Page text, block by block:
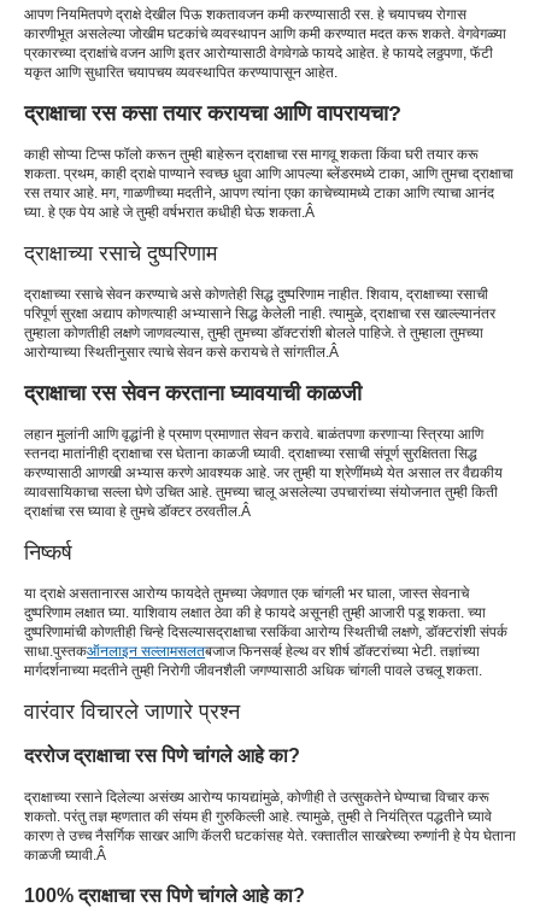
आपण नियमितपणे द्राक्षे देखील पिऊ शकतावजन कमी करण्यासाठी रस. हे चयापचय रोगास
कारणीभूत असलेल्या जोखीम घटकांचे व्यवस्थापन आणि कमी करण्यात मदत करू शकते. वेगवेगळ्या
प्रकारच्या द्राक्षांचे वजन आणि इतर आरोग्यासाठी वेगवेगळे फायदे आहेत. हे फायदे लठ्ठपणा, फॅटी
यकृत आणि सुधारित चयापचय व्यवस्थापित करण्यापासून आहेत.
द्राक्षाचा रस कसा तयार करायचा आणि वापरायचा?
काही सोप्या टिप्स फॉलो करून तुम्ही बाहेरून द्राक्षाचा रस मागवू शकता किंवा घरी तयार करू
शकता. प्रथम, काही द्राक्षे पाण्याने स्वच्छ धुवा आणि आपल्या ब्लेंडरमध्ये टाका, आणि तुमचा द्राक्षाचा
रस तयार आहे. मग, गाळणीच्या मदतीने, आपण त्यांना एका काचेच्यामध्ये टाका आणि त्याचा आनंद
घ्या. हे एक पेय आहे जे तुम्ही वर्षभरात कधीही घेऊ शकता.Â
द्राक्षाच्या रसाचे दुष्परिणाम
द्राक्षाच्या रसाचे सेवन करण्याचे असे कोणतेही सिद्ध दुष्परिणाम नाहीत. शिवाय, द्राक्षाच्या रसाची
परिपूर्ण सुरक्षा अद्याप कोणत्याही अभ्यासाने सिद्ध केलेली नाही. त्यामुळे, द्राक्षाचा रस खाल्ल्यानंतर
तुम्हाला कोणतीही लक्षणे जाणवल्यास, तुम्ही तुमच्या डॉक्टरांशी बोलले पाहिजे. ते तुम्हाला तुमच्या
आरोग्याच्या स्थितीनुसार त्याचे सेवन कसे करायचे ते सांगतील.Â
द्राक्षाचा रस सेवन करताना घ्यावयाची काळजी
लहान मुलांनी आणि वृद्धांनी हे प्रमाण प्रमाणात सेवन करावे. बाळंतपणा करणाऱ्या स्त्रिया आणि
स्तनदा मातांनीही द्राक्षाचा रस घेताना काळजी घ्यावी. द्राक्षाच्या रसाची संपूर्ण सुरक्षितता सिद्ध
करण्यासाठी आणखी अभ्यास करणे आवश्यक आहे. जर तुम्ही या श्रेणींमध्ये येत असाल तर वैद्यकीय
व्यावसायिकाचा सल्ला घेणे उचित आहे. तुमच्या चालू असलेल्या उपचारांच्या संयोजनात तुम्ही किती
द्राक्षांचा रस घ्यावा हे तुमचे डॉक्टर ठरवतील.Â
निष्कर्ष
या द्राक्षे असतानारस आरोग्य फायदेते तुमच्या जेवणात एक चांगली भर घाला, जास्त सेवनाचे
दुष्परिणाम लक्षात घ्या. याशिवाय लक्षात ठेवा की हे फायदे असूनही तुम्ही आजारी पडू शकता. च्या
दुष्परिणामांची कोणतीही चिन्हे दिसल्यासद्राक्षाचा रसकिंवा आरोग्य स्थितीची लक्षणे, डॉक्टरांशी संपर्क
साधा.पुस्तकऑनलाइन सल्लामसलतबजाज फिनसर्व्ह हेल्थ वर शीर्ष डॉक्टरांच्या भेटी. तज्ञांच्या
मार्गदर्शनाच्या मदतीने तुम्ही निरोगी जीवनशैली जगण्यासाठी अधिक चांगली पावले उचलू शकता.
वारंवार विचारले जाणारे प्रश्न
दररोज द्राक्षाचा रस पिणे चांगले आहे का?
द्राक्षाच्या रसाने दिलेल्या असंख्य आरोग्य फायद्यांमुळे, कोणीही ते उत्सुकतेने घेण्याचा विचार करू
शकतो. परंतु तज्ञ म्हणतात की संयम ही गुरुकिल्ली आहे. त्यामुळे, तुम्ही ते नियंत्रित पद्धतीने घ्यावे
कारण ते उच्च नैसर्गिक साखर आणि कॅलरी घटकांसह येते. रक्तातील साखरेच्या रुग्णांनी हे पेय घेताना
काळजी घ्यावी.Â
100% द्राक्षाचा रस पिणे चांगले आहे का?